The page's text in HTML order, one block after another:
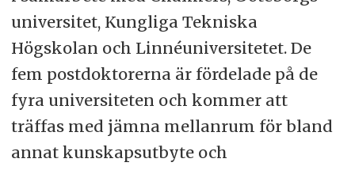
universitet, Kungliga Tekniska
Högskolan och Linnéuniversitetet. De
fem postdoktorerna är fördelade på de
fyra universiteten och kommer att
träffas med jämna mellanrum för bland
annat kunskapsutbyte och